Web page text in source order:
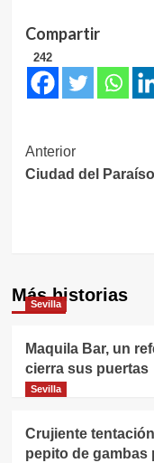
Compartir
242
de
Anterior
Ciudad del
Más historias
Sevilla
Maquila Bar, un
cierra sus puertas
Sevilla
Crujiente
pepito de gambas